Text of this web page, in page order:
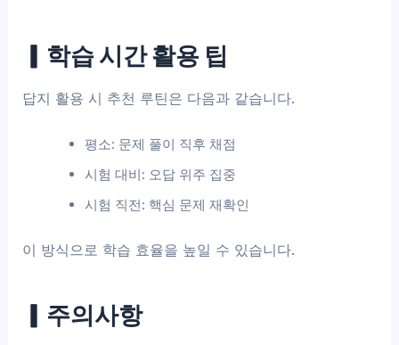
▎학습 시간 활용 팁
답지 활용 시 추천 루틴은 다음과 같습니다.
평소: 문제 풀이 직후 채점
시험 대비: 오답 위주 집중
시험 직전: 핵심 문제 재확인
이 방식으로 학습 효율을 높일 수 있습니다.
▎주의사항